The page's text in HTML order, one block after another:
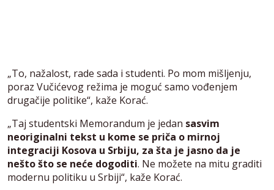
„To, nažalost, rade sada i studenti. Po mom mišljenju,
poraz Vučićevog režima je moguć samo vođenjem
drugačije politike“, kaže Korać.
„Taj studentski Memorandum je jedan sasvim
neoriginalni tekst u kome se priča o mirnoj
integraciji Kosova u Srbiju, za šta je jasno da je
nešto što se neće dogoditi. Ne možete na mitu graditi
modernu politiku u Srbiji“, kaže Korać.